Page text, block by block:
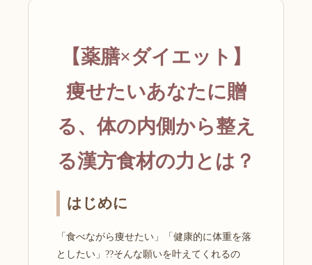
【薬膳×ダイエット】
痩せたいあなたに贈
る、体の内側から整え
る漢方食材の力とは？
はじめに
「食べながら痩せたい」「健康的に体重を落
としたい」??そんな願いを叶えてくれるの